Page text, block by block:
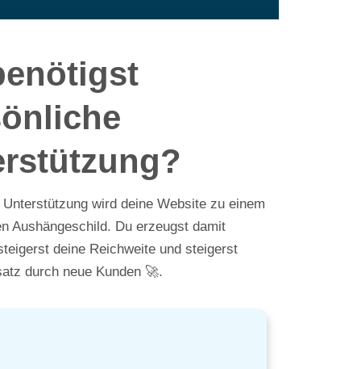
wird deine Website zu einem
Aushängeschild. Du erzeugst damit
deine Reichweite und steigerst
durch neue Kunden 🚀.